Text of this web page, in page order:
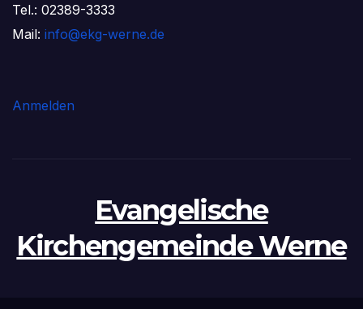
Tel.: 02389-3333
Mail: info@ekg-werne.de
Anmelden
Evangelische
Kirchengemeinde Werne